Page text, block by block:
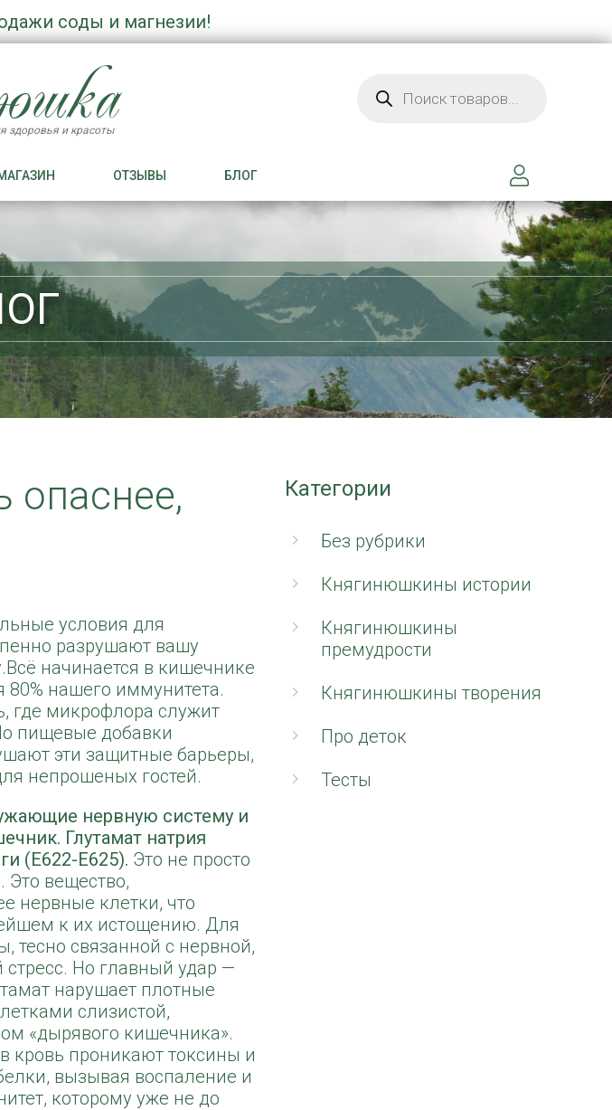
соды и магнезии!
здоровья и красоты
ОТЗЫВЫ БЛОГ
опаснее,
условия для
разрушают вашу
начинается в кишечнике
80% нашего иммунитета.
где микрофлора служит
пищевые добавки
эти защитные барьеры,
непрошеных гостей.
нервную систему и
Глутамат натрия
(E622-E625). Это не просто
Это вещество,
нервные клетки, что
к их истощению. Для
тесно связанной с нервной,
стресс. Но главный удар —
нарушает плотные
слизистой,
«дырявого кишечника».
кровь проникают токсины и
вызывая воспаление и
которому уже не до
Категории
Без рубрики
Княгинюшкины истории
Княгинюшкины
премудрости
Княгинюшкины творения
Про деток
Тесты